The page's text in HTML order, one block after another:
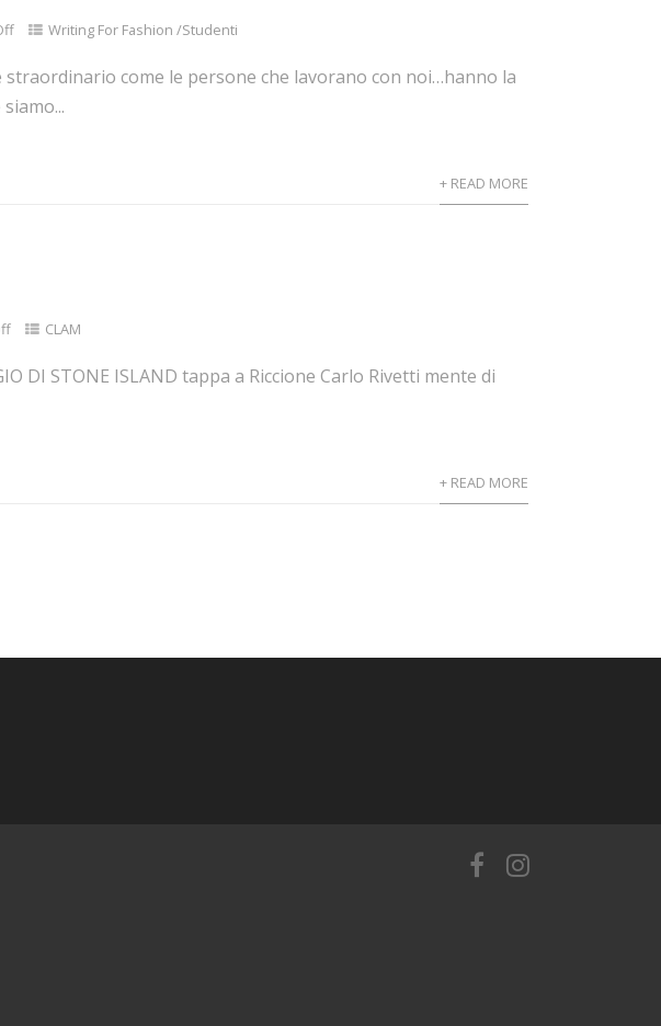
Writing For Fashion /Studenti
straordinario come le persone che lavorano con noi…hanno la
+ READ MORE
CLAM
DI STONE ISLAND tappa a Riccione Carlo Rivetti mente di
+ READ MORE